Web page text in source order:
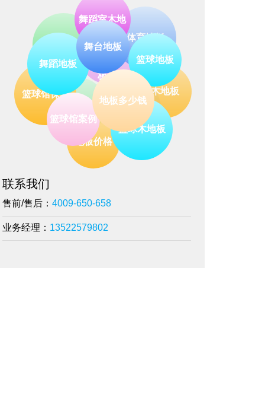
木地板
篮球木地板
地板价格
地板销售
运动木地板
体育地板
篮球地板
地板多少钱
篮球馆案例
篮球馆保养
舞台木地板
舞蹈室木地
舞台地板
舞蹈地板
联系我们
售前/售后： 4009-650-658
业务经理： 13522579802